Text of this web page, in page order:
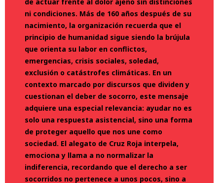
ni condiciones. Más de 160 años después de su
nacimiento, la organización recuerda que el
principio de humanidad sigue siendo la brújula
que orienta su labor en conflictos,
emergencias, crisis sociales, soledad,
exclusión o catástrofes climáticas. En un
contexto marcado por discursos que dividen y
cuestionan el deber de socorro, este mensaje
adquiere una especial relevancia: ayudar no es
solo una respuesta asistencial, sino una forma
de proteger aquello que nos une como
sociedad. El alegato de Cruz Roja interpela,
emociona y llama a no normalizar la
indiferencia, recordando que el derecho a ser
socorridos no pertenece a unos pocos, sino a